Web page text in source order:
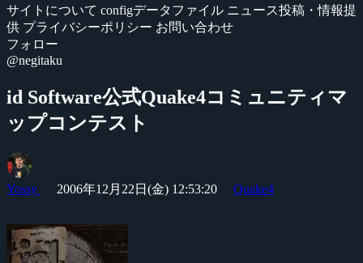
サイトについて configデータファイル ニュース投稿・情報提
供 プライバシーポリシー お問い合わせ
フォロー
@negitaku
id Software公式Quake4コミュニティマ
ップコンテスト
Yossy 2006年12月22日(金) 12:53:20 Quake4